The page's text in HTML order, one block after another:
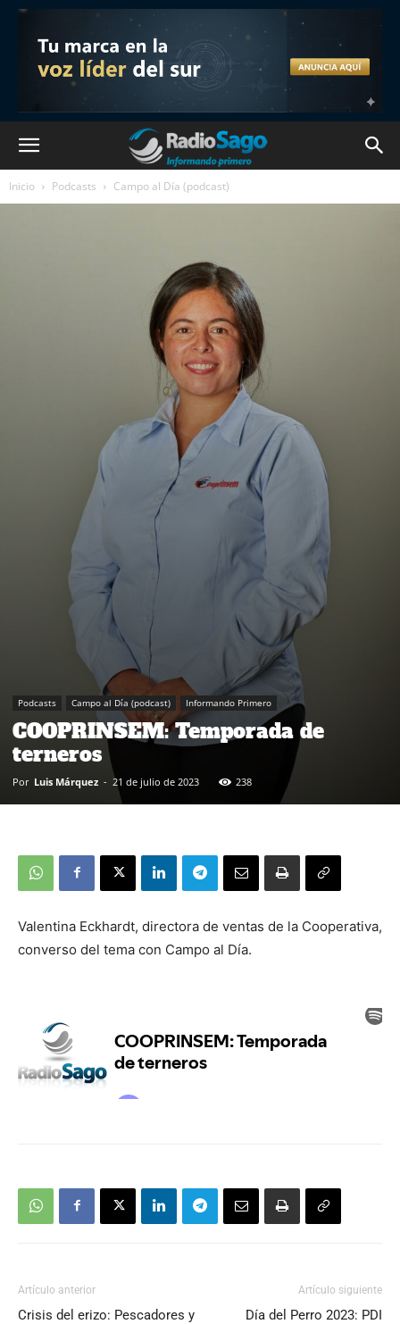
Inicio Podcasts Campo al Día (podcast)
Podcasts Campo al Día (podcast) Informando Primero
COOPRINSEM: Temporada de
terneros
Por Luis Márquez - 21 de julio de 2023 238
Valentina Eckhardt, directora de ventas de la Cooperativa,
converso del tema con Campo al Día.
Artículo anterior
Crisis del erizo: Pescadores y
Artículo siguiente
Día del Perro 2023: PDI